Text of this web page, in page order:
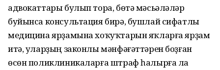
адвокаттары булып тора, бөтә мәсьәләләр
буйынса консультация бирә, бушлай сифатлы
медицина ярҙамына хоҡуҡтарын яҡларға ярҙам
итә, уларҙың законлы мәнфәғәттәрен боҙған
өсөн поликлиникаларға штраф һалырға ла